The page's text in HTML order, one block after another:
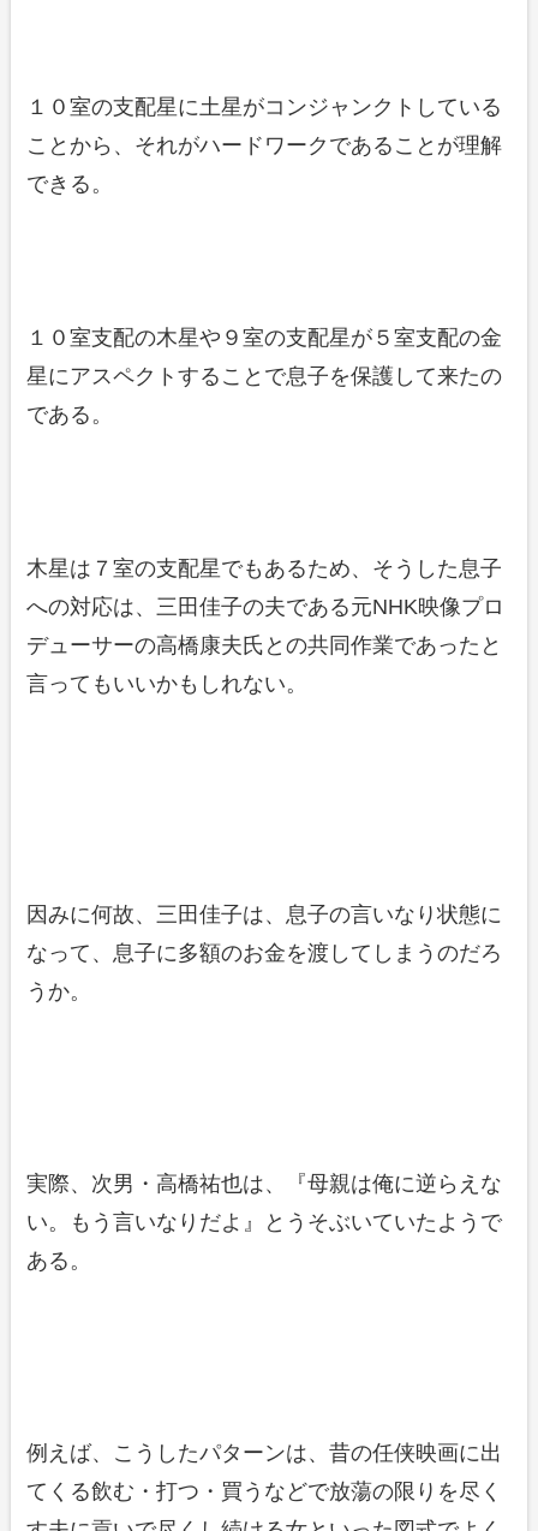
１０室の支配星に土星がコンジャンクトしている
ことから、それがハードワークであることが理解
できる。
１０室支配の木星や９室の支配星が５室支配の金
星にアスペクトすることで息子を保護して来たの
である。
木星は７室の支配星でもあるため、そうした息子
への対応は、三田佳子の夫である元NHK映像プロ
デューサーの高橋康夫氏との共同作業であったと
言ってもいいかもしれない。
因みに何故、三田佳子は、息子の言いなり状態に
なって、息子に多額のお金を渡してしまうのだろ
うか。
実際、次男・高橋祐也は、『母親は俺に逆らえな
い。もう言いなりだよ』とうそぶいていたようで
ある。
例えば、こうしたパターンは、昔の任侠映画に出
てくる飲む・打つ・買うなどで放蕩の限りを尽く